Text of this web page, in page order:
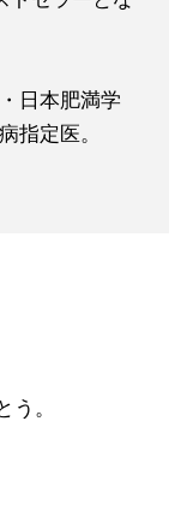
日本肥満学
指定医。
。